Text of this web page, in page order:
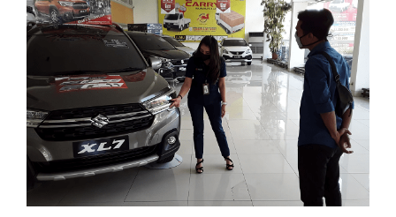
Larger
Image